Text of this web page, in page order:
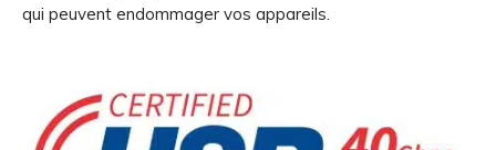
qui peuvent endommager vos appareils.